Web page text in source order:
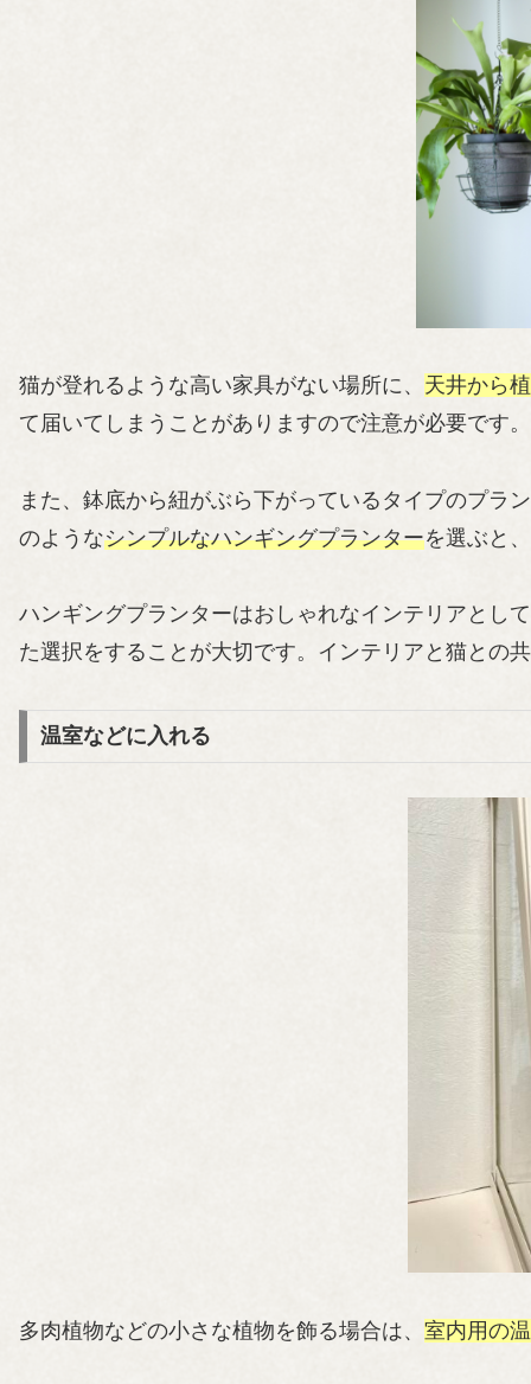
猫が登れるような高い家具がない場所に、 天井から
て届いてしまうことがありますので注意が必要です。
また、鉢底から紐がぶら下がっているタイプのプラ
のようなシンプルなハンギングプランターを選ぶと
ハンギングプランターはおしゃれなインテリアとし
た選択をすることが大切です。インテリアと猫との
温室などに入れる
多肉植物などの小さな植物を飾る場合は、 室内用の